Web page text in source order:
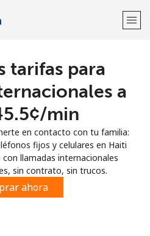
con
tarifas para
a
min
en contacto con tu familia:
fijos y celulares en Haiti
llamadas internacionales
sin contrato, sin trucos.
ahora